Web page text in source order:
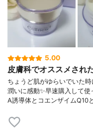
5.00
皮膚科でオススメされ
ちょうど肌がゆらいでいた
潤いに感動✨早速購入して
A誘導体とコエンザイムQ10